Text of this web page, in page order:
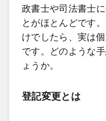
政書士や司法書士
とがほとんどです
けでしたら、実は
です。どのような
ょうか。
登記変更とは